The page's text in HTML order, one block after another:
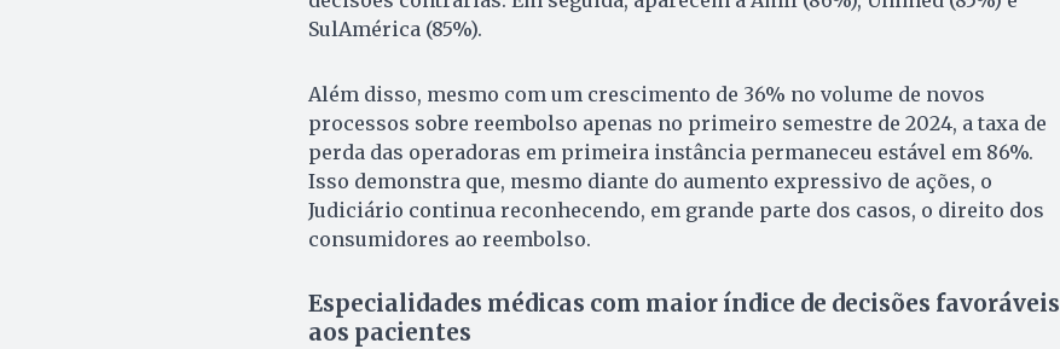
SulAmérica (85%).
Além disso, mesmo com um crescimento de 36% no volume de novos
processos sobre reembolso apenas no primeiro semestre de 2024, a taxa de
perda das operadoras em primeira instância permaneceu estável em 86%.
Isso demonstra que, mesmo diante do aumento expressivo de ações, o
Judiciário continua reconhecendo, em grande parte dos casos, o direito dos
consumidores ao reembolso.
Especialidades médicas com maior índice de decisões favoráveis
aos pacientes